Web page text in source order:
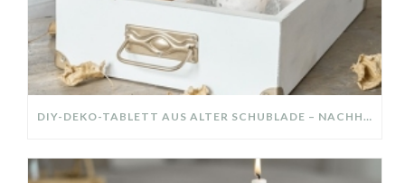
DIY-DEKO-TABLETT AUS ALTER SCHUBLADE – NACHHALTIGE HERBSTDEKO SELBER MACHEN!